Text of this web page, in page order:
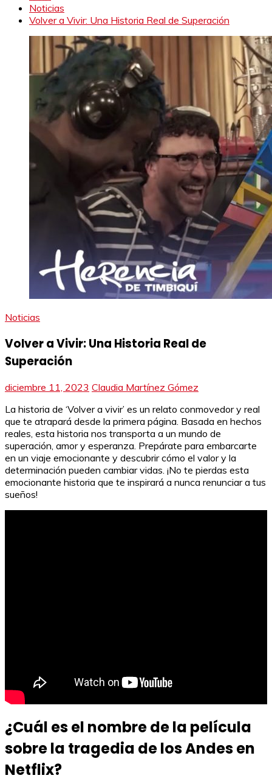
Noticias
Volver a Vivir: Una Historia Real de Superación
Noticias
Volver a Vivir: Una Historia Real de
Superación
diciembre 11, 2023 Claudia Martínez Gómez
La historia de ‘Volver a vivir’ es un relato conmovedor y real
que te atrapará desde la primera página. Basada en hechos
reales, esta historia nos transporta a un mundo de
superación, amor y esperanza. Prepárate para embarcarte
en un viaje emocionante y descubrir cómo el valor y la
determinación pueden cambiar vidas. ¡No te pierdas esta
emocionante historia que te inspirará a nunca renunciar a tus
sueños!
¿Cuál es el nombre de la película
sobre la tragedia de los Andes en
Netflix?